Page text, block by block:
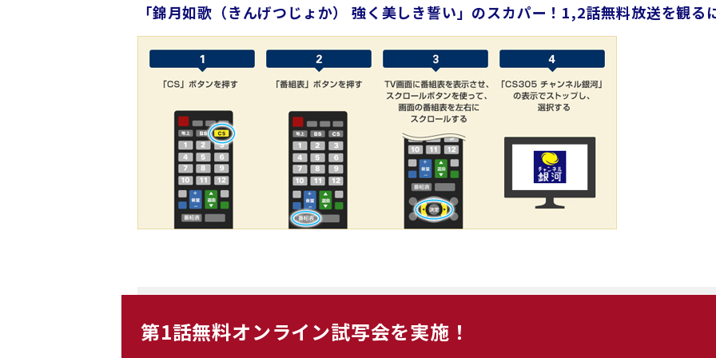
「錦月如歌（きんげつじょか） 強く美しき誓い」のスカパー！1,2話無料放送を観る
第1話無料オンライン試写会を実施！